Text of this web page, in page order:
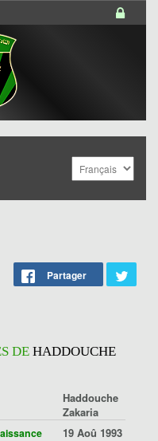
Partager
DE HADDOUCHE
Haddouche
Zakaria
19 Aoû 1993